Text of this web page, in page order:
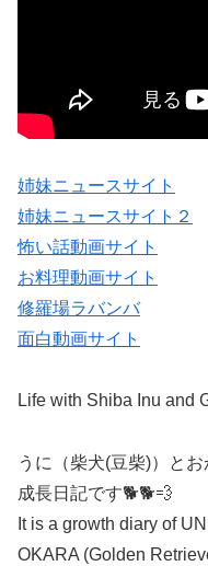
姉妹ニュースサイト
姉妹ニュースサイト２
怖い話動画サイト
お料理動画サイト
修羅場ラバンバ
面白動画サイト
Life with Shiba Inu and
うに（柴犬(豆柴)）と
成長日記です🐕🐕💨
It is a growth diary of
OKARA (Golden